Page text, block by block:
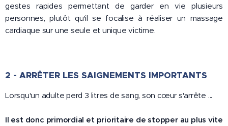
gestes rapides permettant de garder en vie plusieurs
personnes, plutôt qu'il se focalise à réaliser un massage
cardiaque sur une seule et unique victime.
2 - ARRÊTER LES SAIGNEMENTS IMPORTANTS
Lorsqu'un adulte perd 3 litres de sang, son cœur s'arrête ...
Il est donc primordial et prioritaire de stopper au plus vite